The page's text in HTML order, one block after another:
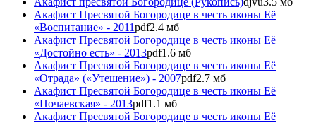
Акафист Пресвятой Богородице в честь иконы Её
«Воспитание» - 2011pdf2.4 мб
Акафист Пресвятой Богородице в честь иконы Её
«Достойно есть» - 2013pdf1.6 мб
Акафист Пресвятой Богородице в честь иконы Её
«Отрада» («Утешение») - 2007pdf2.7 мб
Акафист Пресвятой Богородице в честь иконы Её
«Почаевская» - 2013pdf1.1 мб
Акафист Пресвятой Богородице в честь иконы Её